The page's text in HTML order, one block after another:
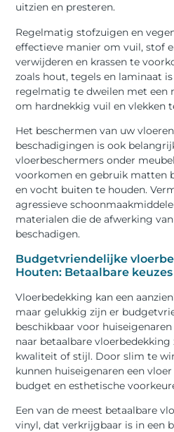
uitzien en presteren.
Regelmatig stofzuigen en
effectieve manier om vuil, stof
verwijderen en krassen te
zoals hout, tegels en laminaat
regelmatig te dweilen met een
om hardnekkig vuil en vlekken
Het beschermen van uw
beschadigingen is ook
vloerbeschermers onder
voorkomen en gebruik matten
en vocht buiten te houden.
agressieve
materialen die de afwerking
beschadigen.
Budgetvriendelijke
Houten: Betaalbare
Vloerbedekking kan een
maar gelukkig zijn er
beschikbaar voor
naar betaalbare
kwaliteit of stijl. Door slim te
kunnen huiseigenaren een
budget en esthetische
Een van de meest betaalbare
vinyl, dat verkrijgbaar is in een